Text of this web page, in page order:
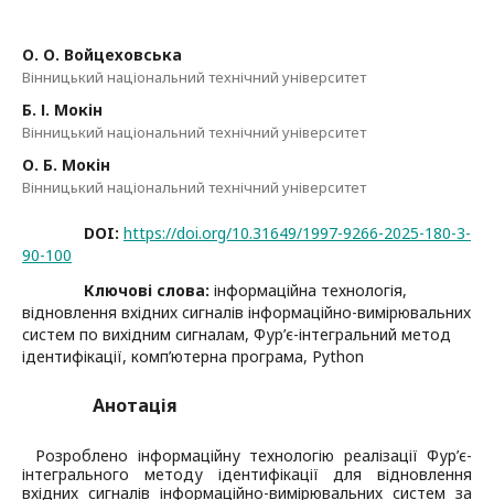
О. О. Войцеховська
Вінницький національний технічний університет
Б. І. Мокін
Вінницький національний технічний університет
О. Б. Мокін
Вінницький національний технічний університет
DOI: https://doi.org/10.31649/1997-9266-2025-180-3-
90-100
Ключові слова: інформаційна технологія,
відновлення вхідних сигналів інформаційно-вимірювальних
систем по вихідним сигналам, Фур’є-інтегральний метод
ідентифікації, комп’ютерна програма, Python
Анотація
Розроблено інформаційну технологію реалізації Фур’є-
інтегрального методу ідентифікації для відновлення
вхідних сигналів інформаційно-вимірювальних систем за